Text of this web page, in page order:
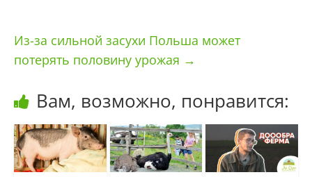
Из-за сильной засухи Польша может
потерять половину урожая →
Вам, возможно, понравится: